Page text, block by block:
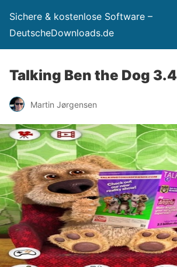
Sichere & kostenlose Software –
DeutscheDownloads.de
Talking Ben the Dog 3.4
Martin Jørgensen